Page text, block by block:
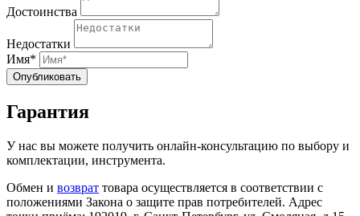
Достоинства
Недостатки
Имя*
Опубликовать
Гарантия
У нас вы можете получить онлайн-консультацию по выбору и
комплектации, инструмента.
Обмен и возврат товара осуществляется в соответствии с
положениями Закона о защите прав потребителей. Адрес